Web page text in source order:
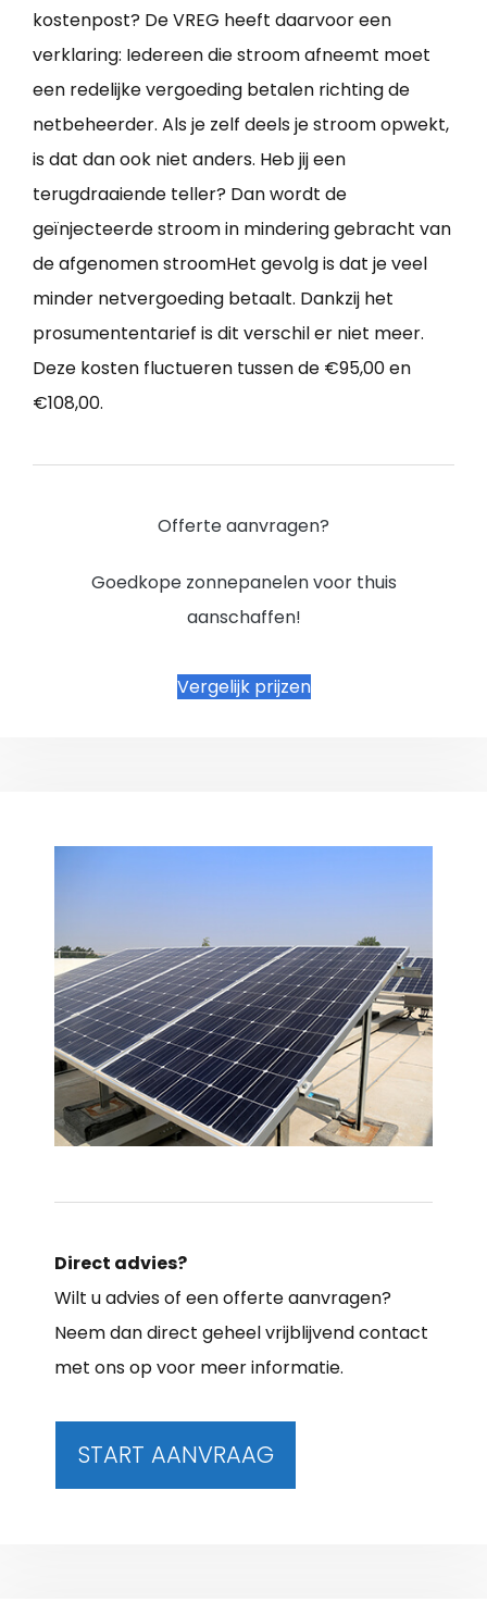
kostenpost? De VREG heeft daarvoor een
verklaring: Iedereen die stroom afneemt moet
een redelijke vergoeding betalen richting de
netbeheerder. Als je zelf deels je stroom opwekt,
is dat dan ook niet anders. Heb jij een
terugdraaiende teller? Dan wordt de
geïnjecteerde stroom in mindering gebracht van
de afgenomen stroomHet gevolg is dat je veel
minder netvergoeding betaalt. Dankzij het
prosumententarief is dit verschil er niet meer.
Deze kosten fluctueren tussen de €95,00 en
€108,00.
Offerte aanvragen?
Goedkope zonnepanelen voor thuis
aanschaffen!
Vergelijk prijzen
Direct advies?
Wilt u advies of een offerte aanvragen?
Neem dan direct geheel vrijblijvend contact
met ons op voor meer informatie.
START AANVRAAG